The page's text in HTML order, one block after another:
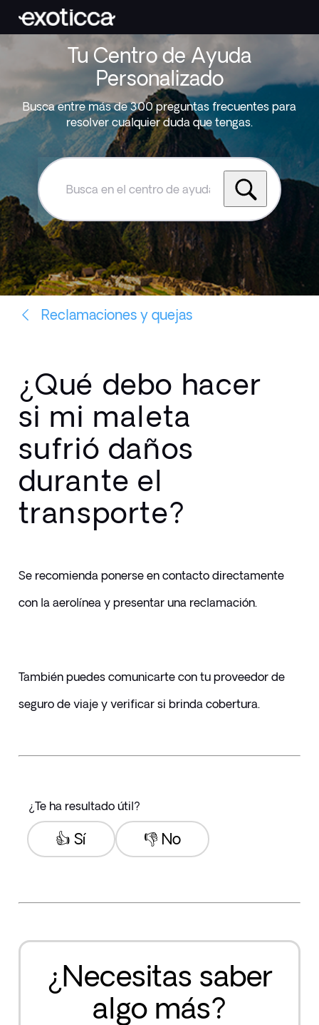
Tu Centro de Ayuda
Personalizado
Busca entre más de 300 preguntas frecuentes para
resolver cualquier duda que tengas.
Busca
el
centro
de
ayuda
de
Exoticca
Reclamaciones y quejas
¿Qué debo hacer
si mi maleta
sufrió daños
durante el
transporte?
Se recomienda ponerse en contacto directamente
con la aerolínea y presentar una reclamación.
También puedes comunicarte con tu proveedor de
seguro de viaje y verificar si brinda cobertura.
¿Te ha resultado útil?
👎 No
👍 Sí
¿Necesitas saber
algo más?